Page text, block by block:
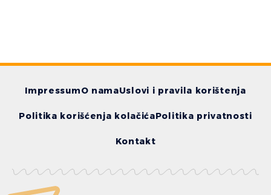
ImpressumO namaUslovi i pravila korištenja
Politika korišćenja kolačićaPolitika privatnosti
Kontakt